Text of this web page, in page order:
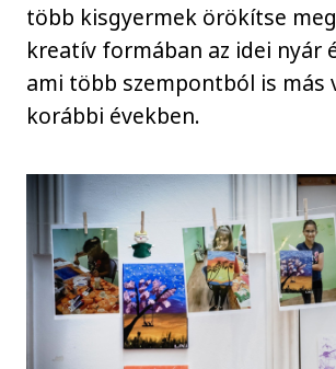
több kisgyermek örökítse
kreatív formában az idei nyár
ami több szempontból is más
korábbi években.